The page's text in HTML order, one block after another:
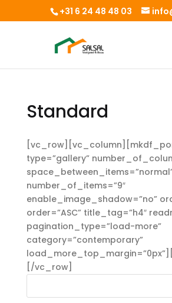
+31 6 24 48 48 03
Standard
type=”gallery”
number_of_items=”9″
enable_image_shadow=”no”
order=”ASC” title_tag=”h4″
pagination_type=”load-more”
category=”contemporary”
[/vc_row]